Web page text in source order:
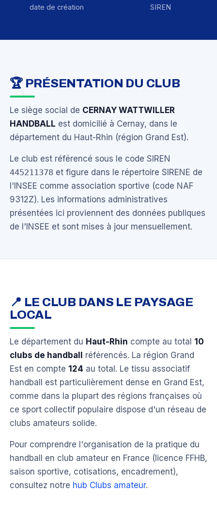
date de création SIREN
🏆 PRÉSENTATION DU CLUB
Le siège social de CERNAY WATTWILLER
HANDBALL est domicilié à Cernay, dans le
département du Haut-Rhin (région Grand Est).
Le club est référencé sous le code SIREN
445211378 et figure dans le répertoire SIRENE de
l'INSEE comme association sportive (code NAF
9312Z). Les informations administratives
présentées ici proviennent des données publiques
de l'INSEE et sont mises à jour mensuellement.
📍 LE CLUB DANS LE PAYSAGE
LOCAL
Le département du Haut-Rhin compte au total 10
clubs de handball
référencés. La région Grand
Est en compte 124 au total. Le tissu associatif
handball est particulièrement dense en Grand Est,
comme dans la plupart des régions françaises où
ce sport collectif populaire dispose d'un réseau de
clubs amateurs solide.
Pour comprendre l'organisation de la pratique du
handball en club amateur en France (licence FFHB,
saison sportive, cotisations, encadrement),
consultez notre hub Clubs amateur.